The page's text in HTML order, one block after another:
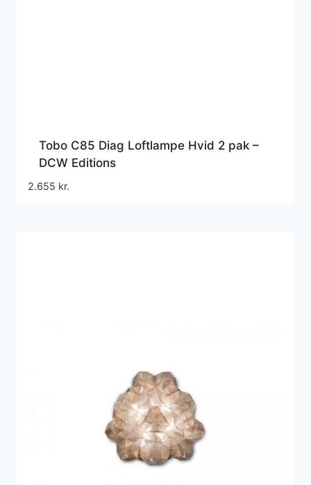
Tobo C85 Diag Loftlampe Hvid 2 pak –
DCW Editions
2.655 kr.